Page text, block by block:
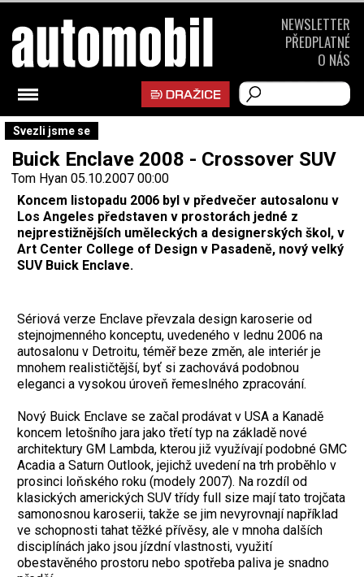
Svezli jsme se
Buick Enclave 2008 - Crossover SUV
Tom Hyan 05.10.2007 00:00
Koncem listopadu 2006 byl v předvečer autosalonu v
Los Angeles představen v prostorách jedné z
nejprestižnějších uměleckých a designerských škol, v
Art Center College of Design v Pasadeně, nový velký
SUV Buick Enclave.
Sériová verze Enclave převzala design karoserie od
stejnojmenného konceptu, uvedeného v lednu 2006 na
autosalonu v Detroitu, téměř beze změn, ale interiér je
mnohem realističtější, byť si zachovává podobnou
eleganci a vysokou úroveň řemeslného zpracování.
Nový Buick Enclave se začal prodávat v USA a Kanadě
koncem letošního jara jako třetí typ na základě nové
architektury GM Lambda, kterou již využívají podobné GMC
Acadia a Saturn Outlook, jejichž uvedení na trh proběhlo v
prosinci loňského roku (modely 2007). Na rozdíl od
klasických amerických SUV třídy full size mají tato trojčata
samonosnou karoserii, takže se jim nevyrovnají například
ve schopnosti tahat těžké přívěsy, ale v mnoha dalších
disciplínách jako jsou jízdní vlastnosti, využití
obestavěného prostoru nebo spotřeba paliva je snadno
NEWSLETTER
PŘEDPLATNÉ
O NÁS